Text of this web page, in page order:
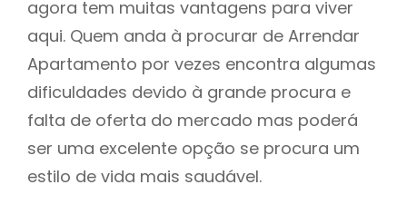
agora tem muitas vantagens para viver
aqui. Quem anda à procurar de Arrendar
Apartamento por vezes encontra algumas
dificuldades devido à grande procura e
falta de oferta do mercado mas poderá
ser uma excelente opção se procura um
estilo de vida mais saudável.